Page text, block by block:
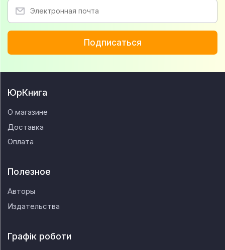
Подписаться
ЮрКнига
О магазине
Доставка
Оплата
Полезное
Авторы
Издательства
Графік роботи